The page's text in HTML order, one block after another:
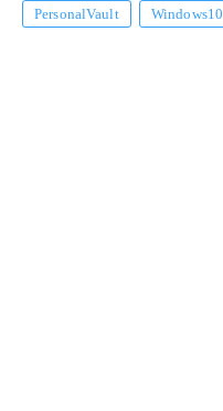
PersonalVault Windows10